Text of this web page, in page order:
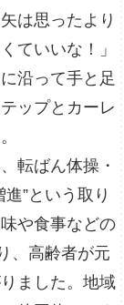
は思ったより
ていいな！」
沿って手と足
ップとカーレ
転ばん体操・
”という取り
や食事などの
、高齢者が元
ました。地域